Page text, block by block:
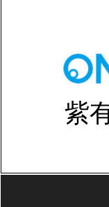
紫